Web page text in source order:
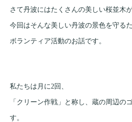
さて丹波にはたくさんの美しい桜並木
今回はそんな美しい丹波の景色を守る
ボランティア活動のお話です。
私たちは月に2回、
「クリーン作戦」と称し、蔵の周辺の
す。